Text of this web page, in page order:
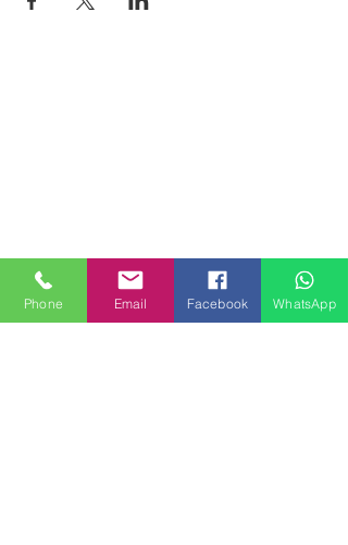
Phone Email Facebook WhatsApp